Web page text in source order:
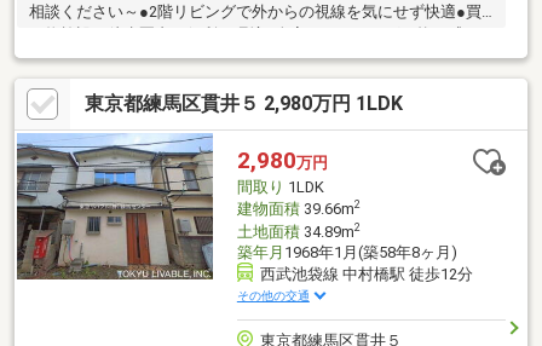
相談ください～●2階リビングで外からの視線を気にせず快適●買
見学希望の方は赤色『見学予約』から。資料請求はオレンジ色
『資料請求』をクリック。直接のお問い合わせは03-6905-9710ま
で。（スマートフォンの方は右下青色の電話ボタンをクリック）
■オンライン相談のご案内（※見学予約より受付）ランチや仕事後
の15分で完結！住宅ローン相談やライフプランシュミレーション
についても全てオンラインでの対応が可能となっております。
※LINEやメール、お電話でのやり取りも可能です。
東京都練馬区貫井５ 2,980万円 1LDK
2,980万円
間取り 1LDK
建物面積39.66m2
土地面積34.89m2
築年月 1968年1月(築58年8ヶ月)
西武池袋線 中村橋駅 徒歩12分
その他の交通
東京都練馬区貫井５